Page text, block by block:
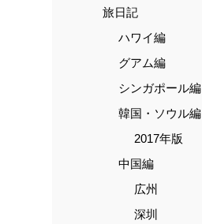
旅日記
ハワイ編
グアム編
シンガポール編
韓国・ソウル編
2017年版
中国編
広州
深圳